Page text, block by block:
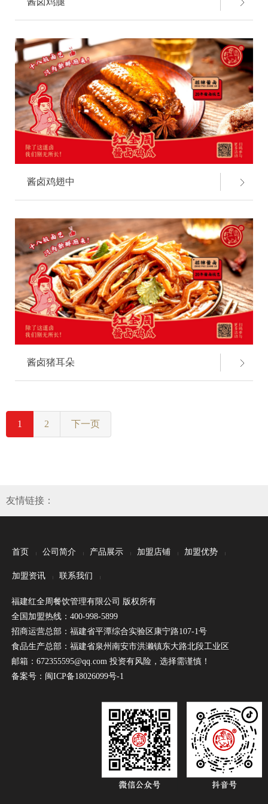
酱卤鸡翅中
酱卤猪耳朵
1 2 下一页
友情链接：
首页 | 公司简介 | 产品展示 | 加盟店铺 | 加盟优势 |
加盟资讯 | 联系我们 |
福建红全周餐饮管理有限公司 版权所有
全国加盟热线：400-998-5899
招商运营总部：福建省平潭综合实验区康宁路107-1号
食品生产总部：福建省泉州南安市洪濑镇东大路北段工业区
邮箱：672355595@qq.com 投资有风险，选择需谨慎！
备案号： 闽ICP备18026099号-1